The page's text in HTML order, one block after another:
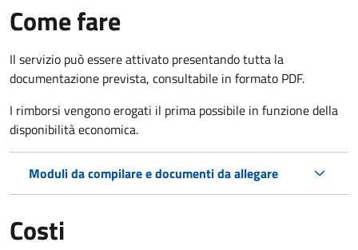
Come fare
Il servizio può essere attivato presentando tutta la
documentazione prevista, consultabile in formato PDF.
I rimborsi vengono erogati il prima possibile in funzione della
disponibilità economica.
Moduli da compilare e documenti da allegare
Costi